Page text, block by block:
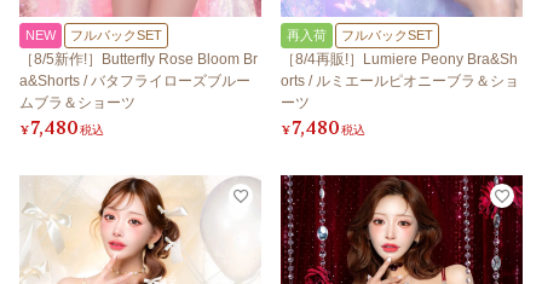
NEW フルバックSET
［8/5新作!］Butterfly Rose Bloom Br
a&Shorts / バタフライローズブルー
ムブラ＆ショーツ
¥7,480税込
再入荷 フルバックSET
［8/4再販!］Lumiere Peony Bra&Sh
orts / ルミエールピオニーブラ＆ショ
ーツ
¥7,480税込